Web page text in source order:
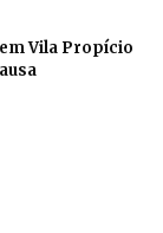
Vila Propício